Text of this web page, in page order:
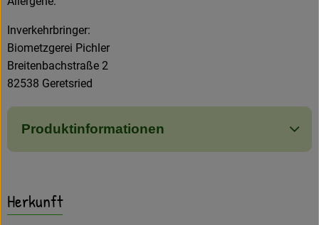
Inverkehrbringer:
Biometzgerei Pichler
Breitenbachstraße 2
82538 Geretsried
Produktinformationen
Herkunft